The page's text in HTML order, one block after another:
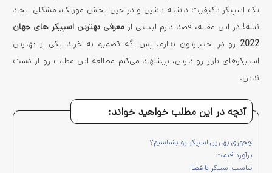
یک اسپیکر باکیفیت داشته باشین و در حین پخش موزیک، مشکلی ایجاد
نشه! در این مقاله، قصد دارم لیستی از معرفی بهترین اسپیکر های جهان
2022 رو در اختیارتون بذارم. پس اگه تصمیم به خرید یکی از بهترین
اسپیکرهای بازار رو دارین، پیشنهاد می‌کنم مطالعه این مطلب رو از دست
ندین.
آنچه در این مطلب خواهید خواند:
چجوری بهترین اسپیکر رو بشناسیم؟
برآورد قیمت
تناسب اسپیکر با فضا